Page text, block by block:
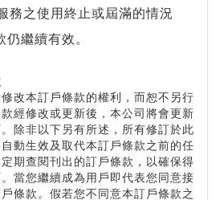
務之使用終止或屆滿的情況
繼續有效。
改本訂戶條款的權利，而恕不另行
經修改或更新後，本公司將會更新
除非以下另有所述，所有修訂於此
動生效及取代本訂戶條款之前的任
期查閱刊出的訂戶條款，以確保得
當您繼續成為用戶即代表您同意接
條款。假若您不同意本訂戶條款之